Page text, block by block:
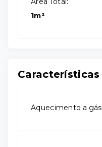
1m²
Características
Aquecimento a gás